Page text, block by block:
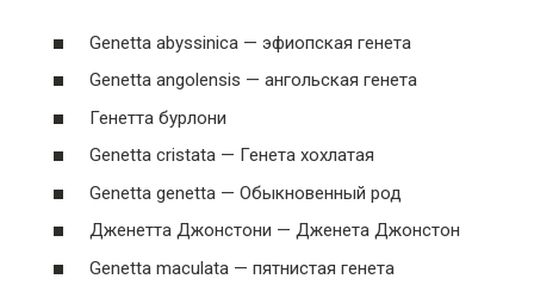
Genetta abyssinica — эфиопская генета
Genetta angolensis — ангольская генета
Генетта бурлони
Genetta cristata — Генета хохлатая
Genetta genetta — Обыкновенный род
Дженетта Джонстони — Дженета Джонстон
Genetta maculata — пятнистая генета